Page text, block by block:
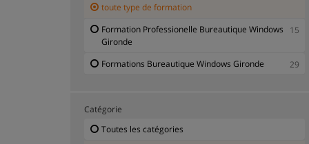
toute type de formation
Formation Professionelle Bureautique Windows
Gironde
15
Formations Bureautique Windows Gironde 29
Catégorie
Toutes les catégories